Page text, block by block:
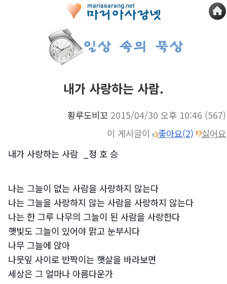
내가 사랑하는 사람.
황루도비꼬 2015/04/30 오후 10:46 (567)
이 게시글이
좋아요(2)
싫어요
내가 사랑하는 사람 _ 정 호 승
나는 그늘이 없는 사람을 사랑하지 않는다
나는 그늘을 사랑하지 않는 사람을 사랑하지 않는다
나는 한 그루 나무의 그늘이 된 사람을 사랑한다
햇빛도 그늘이 있어야 맑고 눈부시다
나무 그늘에 앉아
나뭇잎 사이로 반짝이는 햇살을 바라보면
세상은 그 얼마나 아름다운가